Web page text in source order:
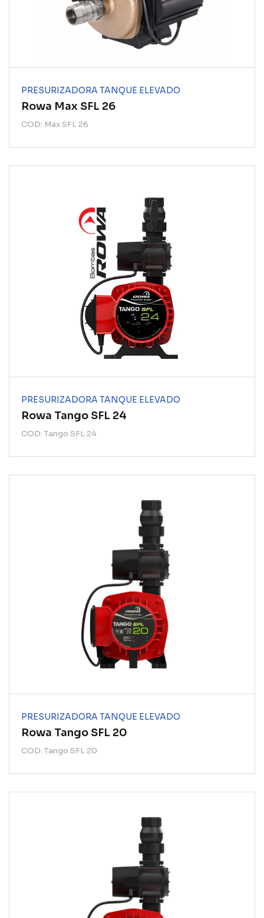
PRESURIZADORA TANQUE ELEVADO
Rowa Max SFL 26
COD: Max SFL 26
PRESURIZADORA TANQUE ELEVADO
Rowa Tango SFL 24
COD: Tango SFL 24
PRESURIZADORA TANQUE ELEVADO
Rowa Tango SFL 20
COD: Tango SFL 20